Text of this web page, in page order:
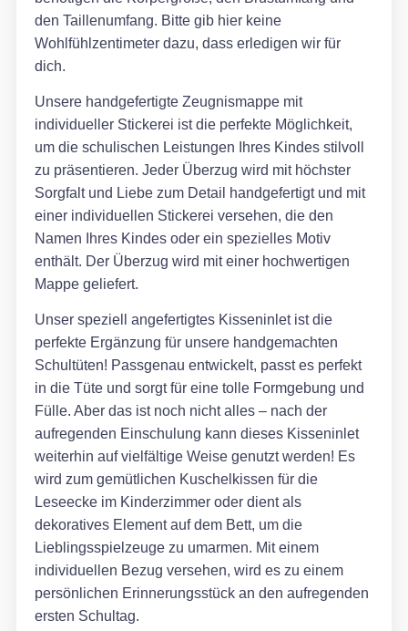
den Taillenumfang. Bitte gib hier keine
Wohlfühlzentimeter dazu, dass erledigen wir für
dich.
Unsere handgefertigte Zeugnismappe mit
individueller Stickerei ist die perfekte Möglichkeit,
um die schulischen Leistungen Ihres Kindes stilvoll
zu präsentieren. Jeder Überzug wird mit höchster
Sorgfalt und Liebe zum Detail handgefertigt und mit
einer individuellen Stickerei versehen, die den
Namen Ihres Kindes oder ein spezielles Motiv
enthält. Der Überzug wird mit einer hochwertigen
Mappe geliefert.
Unser speziell angefertigtes Kisseninlet ist die
perfekte Ergänzung für unsere handgemachten
Schultüten! Passgenau entwickelt, passt es perfekt
in die Tüte und sorgt für eine tolle Formgebung und
Fülle. Aber das ist noch nicht alles – nach der
aufregenden Einschulung kann dieses Kisseninlet
weiterhin auf vielfältige Weise genutzt werden! Es
wird zum gemütlichen Kuschelkissen für die
Leseecke im Kinderzimmer oder dient als
dekoratives Element auf dem Bett, um die
Lieblingsspielzeuge zu umarmen. Mit einem
individuellen Bezug versehen, wird es zu einem
persönlichen Erinnerungsstück an den aufregenden
ersten Schultag.